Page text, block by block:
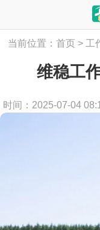
当前位置：首页 > 工
维稳工
时间：2025-07-04